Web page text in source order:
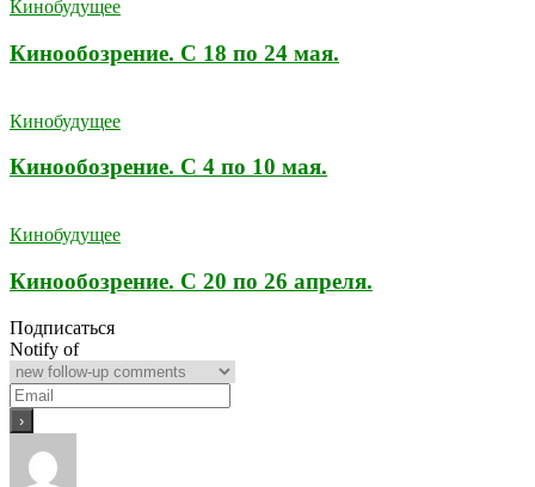
Кинобудущее
Кинообозрение. С 18 по 24 мая.
Кинобудущее
Кинообозрение. С 4 по 10 мая.
Кинобудущее
Кинообозрение. С 20 по 26 апреля.
Подписаться
Notify of